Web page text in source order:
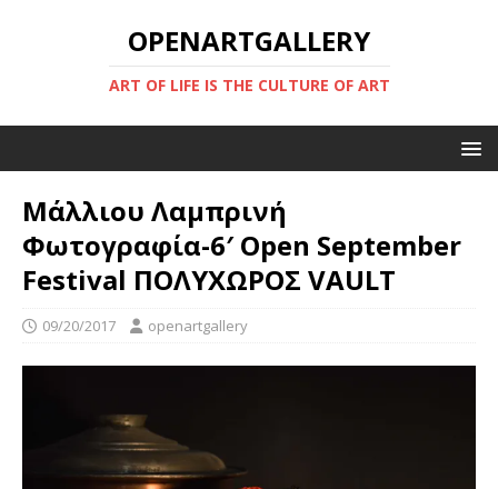
OPENARTGALLERY
ART OF LIFE IS THE CULTURE OF ART
Μάλλιου Λαμπρινή
Φωτογραφία-6′ Open September
Festival ΠΟΛΥΧΩΡΟΣ VAULT
09/20/2017 openartgallery